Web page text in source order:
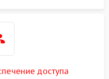
доступа